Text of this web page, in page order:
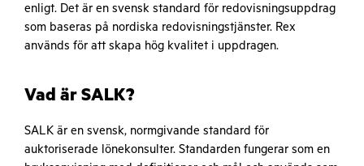
enligt. Det är en svensk standard för redovisningsuppdrag
som baseras på nordiska redovisningstjänster. Rex
används för att skapa hög kvalitet i uppdragen.
Vad är SALK?
SALK är en svensk, normgivande standard för
auktoriserade lönekonsulter. Standarden fungerar som en